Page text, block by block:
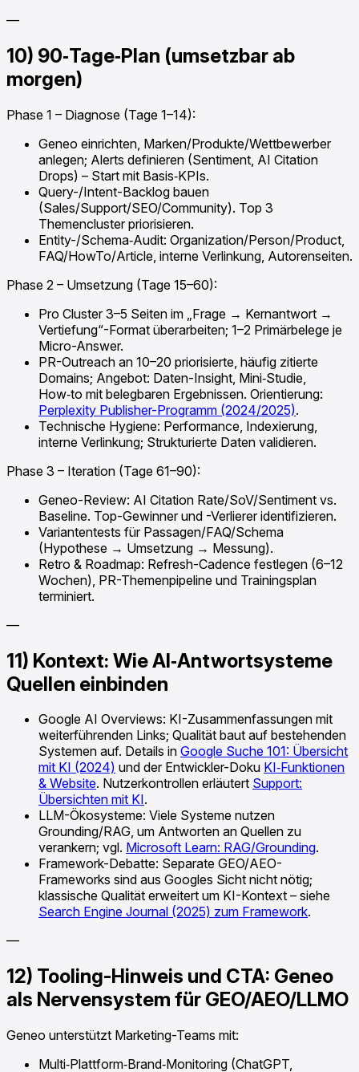
—
10) 90‑Tage‑Plan (umsetzbar ab
morgen)
Phase 1 – Diagnose (Tage 1–14):
Geneo einrichten, Marken/Produkte/Wettbewerber
anlegen; Alerts definieren (Sentiment, AI Citation
Drops) – Start mit Basis‑KPIs.
Query-/Intent-Backlog bauen
(Sales/Support/SEO/Community). Top 3
Themencluster priorisieren.
Entity-/Schema‑Audit: Organization/Person/Product,
FAQ/HowTo/Article, interne Verlinkung, Autorenseiten.
Phase 2 – Umsetzung (Tage 15–60):
Pro Cluster 3–5 Seiten im „Frage → Kernantwort →
Vertiefung“-Format überarbeiten; 1–2 Primärbelege je
Micro-Answer.
PR-Outreach an 10–20 priorisierte, häufig zitierte
Domains; Angebot: Daten-Insight, Mini‑Studie,
How‑to mit belegbaren Ergebnissen. Orientierung:
Perplexity Publisher-Programm (2024/2025).
Technische Hygiene: Performance, Indexierung,
interne Verlinkung; Strukturierte Daten validieren.
Phase 3 – Iteration (Tage 61–90):
Geneo-Review: AI Citation Rate/SoV/Sentiment vs.
Baseline. Top-Gewinner und -Verlierer identifizieren.
Variantentests für Passagen/FAQ/Schema
(Hypothese → Umsetzung → Messung).
Retro & Roadmap: Refresh-Cadence festlegen (6–12
Wochen), PR-Themenpipeline und Trainingsplan
terminiert.
—
11) Kontext: Wie AI‑Antwortsysteme
Quellen einbinden
Google AI Overviews: KI-Zusammenfassungen mit
weiterführenden Links; Qualität baut auf bestehenden
Systemen auf. Details in Google Suche 101: Übersicht
mit KI (2024) und der Entwickler-Doku KI‑Funktionen
& Website. Nutzerkontrollen erläutert Support:
Übersichten mit KI.
LLM-Ökosysteme: Viele Systeme nutzen
Grounding/RAG, um Antworten an Quellen zu
verankern; vgl. Microsoft Learn: RAG/Grounding.
Framework-Debatte: Separate GEO/AEO-
Frameworks sind aus Googles Sicht nicht nötig;
klassische Qualität erweitert um KI-Kontext – siehe
Search Engine Journal (2025) zum Framework.
—
12) Tooling-Hinweis und CTA: Geneo
als Nervensystem für GEO/AEO/LLMO
Geneo unterstützt Marketing-Teams mit:
Multi‑Plattform‑Brand‑Monitoring (ChatGPT,